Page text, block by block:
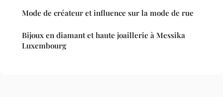
Mode de créateur et influence sur la mode de rue
Bijoux en diamant et haute joaillerie à Messika
Luxembourg